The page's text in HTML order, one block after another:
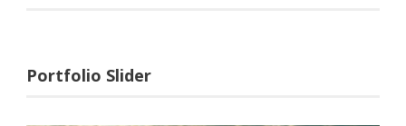
Portfolio Slider